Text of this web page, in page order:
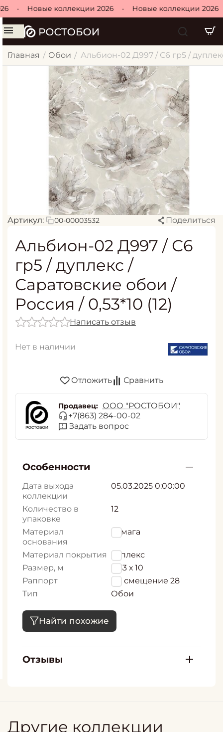
Новые коллекции 2026 Новые коллекции 2026
Главная / Обои / Альбион-02 Д997 / С6 гр5 /
Артикул: 00-00003532 Поделиться
Альбион-02 Д997 / С6
гр5 / дуплекс /
Саратовские обои /
Россия / 0,53*10 (12)
Написать отзыв
Нет в наличии
Отложить Сравнить
Продавец: ООО "РОСТОБОИ"
+7(863) 284-00-02
Задать вопрос
Особенности
Дата выхода
коллекции
05.03.2025 0:00:00
Количество в
упаковке
12
Материал
основания
бумага
Материал покрытия дуплекс
Размер, м
0,53 х 10
Раппорт
56, смещение 28
Тип
Обои
Найти похожие
Отзывы
Другие коллекции